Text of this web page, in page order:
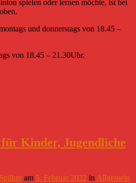
spielen oder lernen möchte, ist bei
und donnerstags von 18.45 –
von 18.45 – 21.30Uhr.
Kinder, Jugendliche
am 5. Februar 2022 in Allgemein